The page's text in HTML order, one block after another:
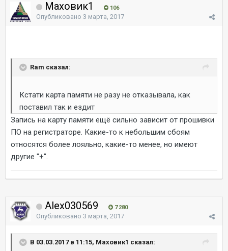
Маховик1 106
Опубликовано 3 марта, 2017
Ram сказал:
Кстати карта памяти не разу не отказывала, как
поставил так и ездит
Запись на карту памяти ещё сильно зависит от прошивки
ПО на регистраторе. Какие-то к небольшим сбоям
относятся более лояльно, какие-то менее, но имеют
другие "+".
Alex030569 7 280
Опубликовано 3 марта, 2017
В 03.03.2017 в 11:15, Маховик1 сказал: